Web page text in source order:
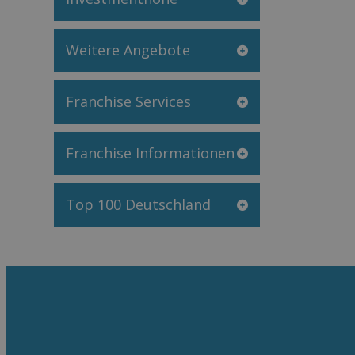
Weitere Angebote
Franchise Services
Franchise Informationen
Top 100 Deutschland